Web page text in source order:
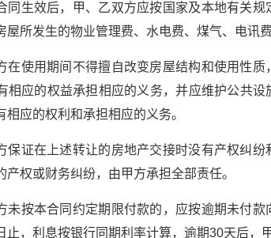
同生效后，甲、乙双方应按国家及本地有关
屋所发生的物业管理费、水电费、煤气、电讯
在使用期间不得擅自改变房屋结构和使用性
相应的权益承担相应的义务，并应维护公共
相应的权利和承担相应的义务。
保证在上述转让的房地产交接时没有产权纠
产权或财务纠纷，由甲方承担全部责任。
未按本合同约定期限付款的，应按逾期未付
止，利息按银行同期利率计算，逾期30天后，